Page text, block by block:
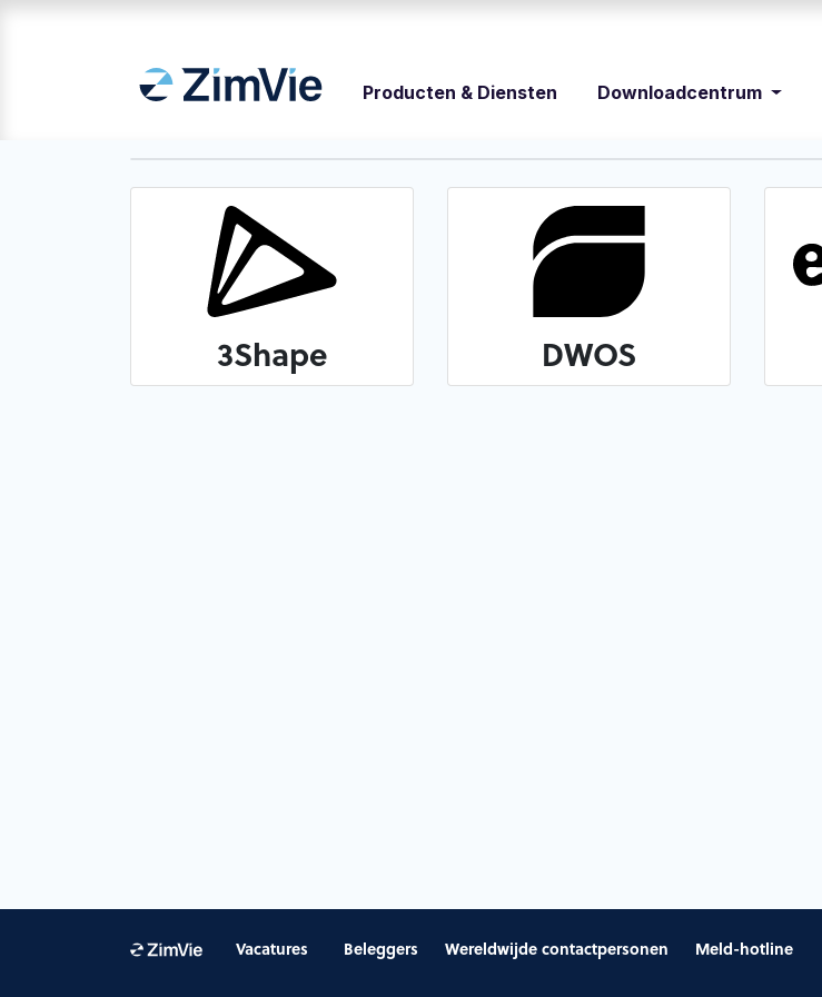
Producten & Diensten Downloadcentrum
3Shape DWOS
Vacatures Beleggers Wereldwijde contactpersonen Meld-hotline